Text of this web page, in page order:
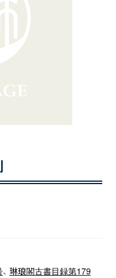
、 琳琅閣古書目録第179